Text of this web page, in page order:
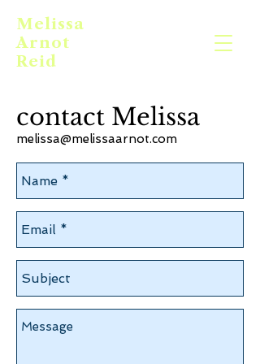
Melissa
Arnot
Reid
contact Melissa
melissa@melissaarnot.com